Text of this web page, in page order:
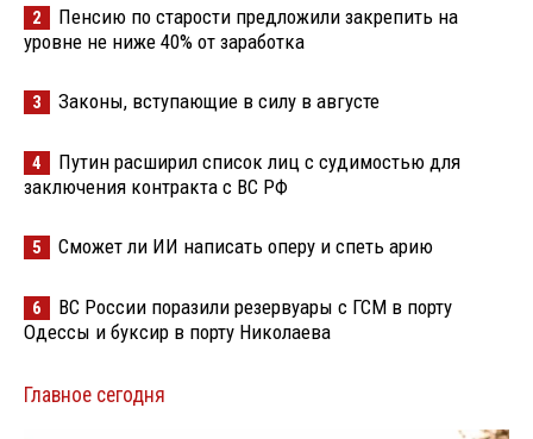
2
Пенсию по старости предложили закрепить на
уровне не ниже 40% от заработка
3 Законы, вступающие в силу в августе
4
Путин расширил список лиц с судимостью для
заключения контракта с ВС РФ
5 Сможет ли ИИ написать оперу и спеть арию
6
ВС России поразили резервуары с ГСМ в порту
Одессы и буксир в порту Николаева
Главное сегодня